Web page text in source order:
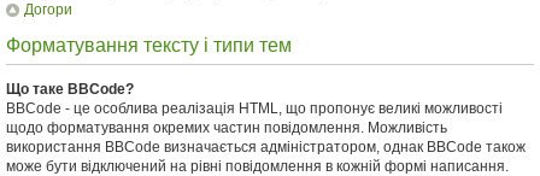
Догори
Форматування тексту і типи тем
Що таке BBCode?
BBCode - це особлива реалізація HTML, що пропонує великі можливості
щодо форматування окремих частин повідомлення. Можливість
використання BBCode визначається адміністратором, однак BBCode також
може бути відключений на рівні повідомлення в кожній формі написання.